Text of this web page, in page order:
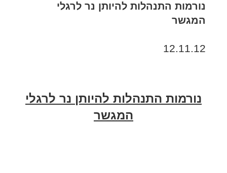
נורמות התנהלות להיותן נר לרגלי
המגשר
12.11.12
נורמות התנהלות להיותן נר לרגלי
המגשר